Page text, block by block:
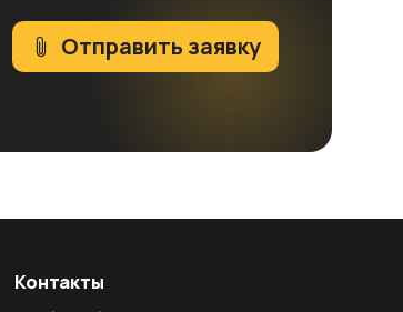
Отправить заявку
Контакты